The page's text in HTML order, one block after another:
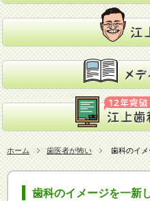
ホーム 歯医者が怖い 歯科のイ
歯科のイメージを一新